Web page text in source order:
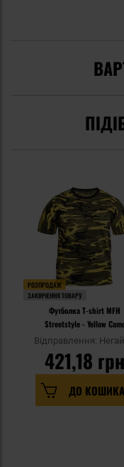
РОЗПРОДАЖ
ЗАКІНЧЕННЯ ТОВАРУ
Футболка T-shirt MFH
Streetstyle - Yellow
Відправлення:
421,18 грн
ДО КОШИКА